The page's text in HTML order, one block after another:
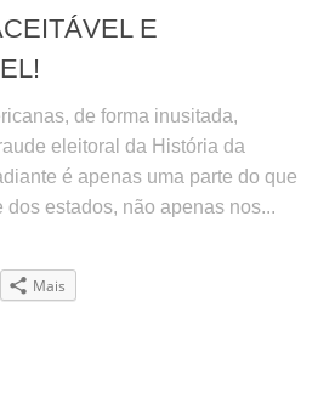
E
de forma inusitada,
eleitoral da História da
é apenas uma parte do que
dos estados, não apenas nos...
Mais